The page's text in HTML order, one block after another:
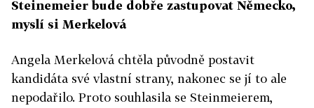
Steinemeier bude dobře zastupovat Německo,
myslí si Merkelová
Angela Merkelová chtěla původně postavit
kandidáta své vlastní strany, nakonec se jí to ale
nepodařilo. Proto souhlasila se Steinmeierem,